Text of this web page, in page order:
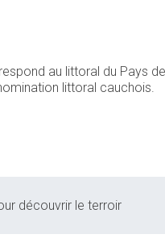
au littoral du Pays
littoral cauchois.
découvrir le terroir